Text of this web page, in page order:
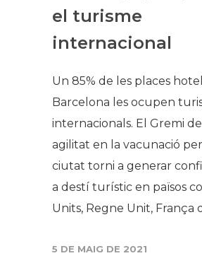
el turisme
internacional
Un 85% de les places
Barcelona les ocupen
internacionals. El Gremi
agilitat en la vacunació
ciutat torni a generar
a destí turístic en països
Units, Regne Unit, França
5 DE MAIG DE 2021